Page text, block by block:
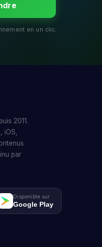
2011.
iOS,
par
Disponible sur
Google Play